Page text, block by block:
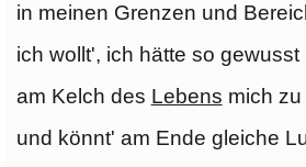
in meinen Grenzen und
ich wollt', ich hätte so gewusst
am Kelch des Lebens mich
und könnt' am Ende gleiche